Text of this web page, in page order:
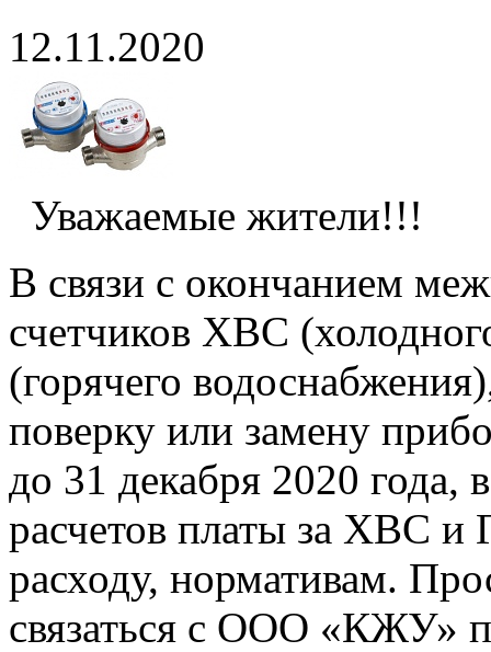
12.11.2020
Уважаемые жители!!!
В связи с окончанием
счетчиков ХВС
(горячего
поверку или замену
до 31 декабря 2020 года,
расчетов платы за ХВС
расходу, нормативам.
связаться с ООО «КЖУ»